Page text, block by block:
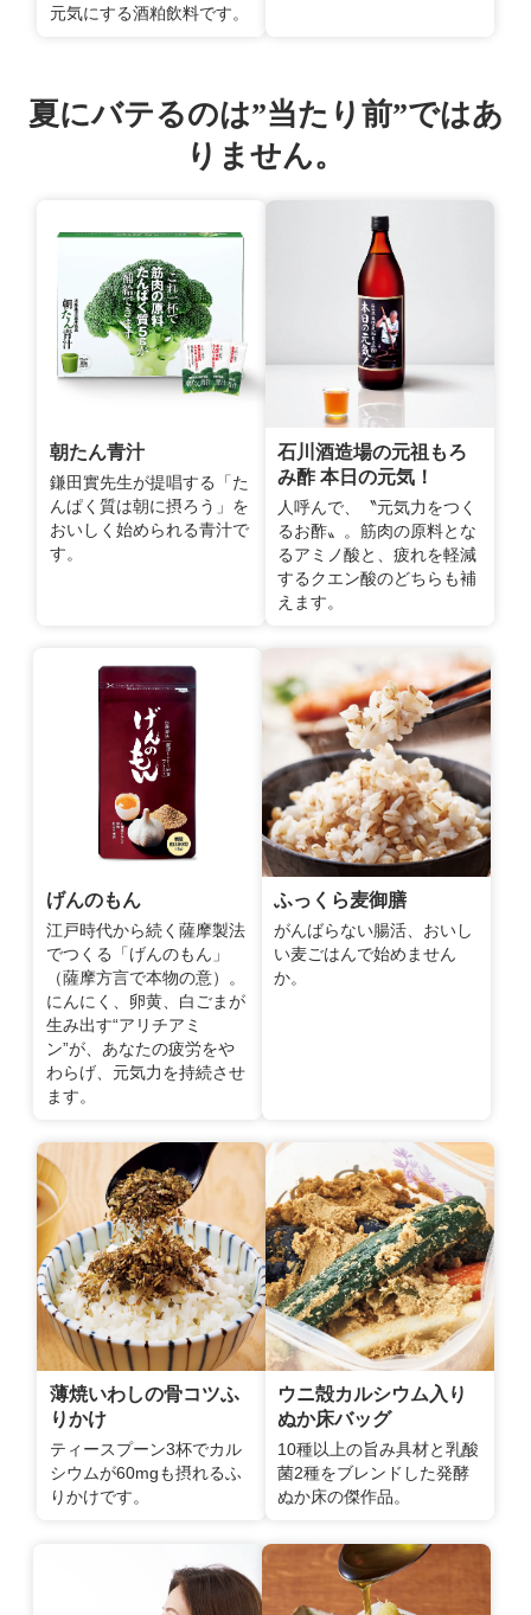
元気にする酒粕飲料です。
夏にバテるのは”当たり前”ではあ
りません。
朝たん青汁
鎌田實先生が提唱する「た
んぱく質は朝に摂ろう」を
おいしく始められる青汁で
す。
石川酒造場の元祖もろ
み酢 本日の元気！
人呼んで、〝元気力をつく
るお酢〟。筋肉の原料とな
るアミノ酸と、疲れを軽減
するクエン酸のどちらも補
えます。
げんのもん
江戸時代から続く薩摩製法
でつくる「げんのもん」
（薩摩方言で本物の意）。
にんにく、卵黄、白ごまが
生み出す“アリチアミ
ン”が、あなたの疲労をや
わらげ、元気力を持続させ
ます。
ふっくら麦御膳
がんばらない腸活、おいし
い麦ごはんで始めません
か。
薄焼いわしの骨コツふ
りかけ
ティースプーン3杯でカル
シウムが60mgも摂れるふ
りかけです。
ウニ殻カルシウム入り
ぬか床バッグ
10種以上の旨み具材と乳酸
菌2種をブレンドした発酵
ぬか床の傑作品。